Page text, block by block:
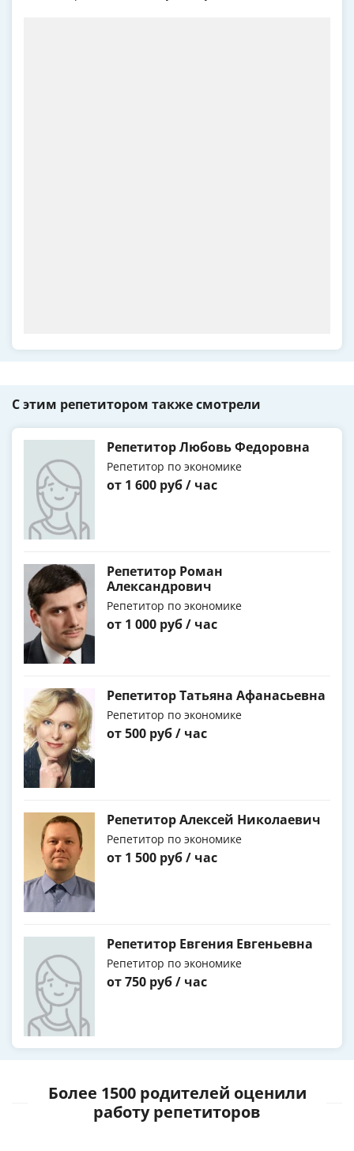
С этим репетитором также смотрели
Репетитор Любовь Федоровна
Репетитор по экономике
от 1 600 руб / час
Репетитор Роман
Александрович
Репетитор по экономике
от 1 000 руб / час
Репетитор Татьяна Афанасьевна
Репетитор по экономике
от 500 руб / час
Репетитор Алексей Николаевич
Репетитор по экономике
от 1 500 руб / час
Репетитор Евгения Евгеньевна
Репетитор по экономике
от 750 руб / час
Более 1500 родителей оценили
работу репетиторов